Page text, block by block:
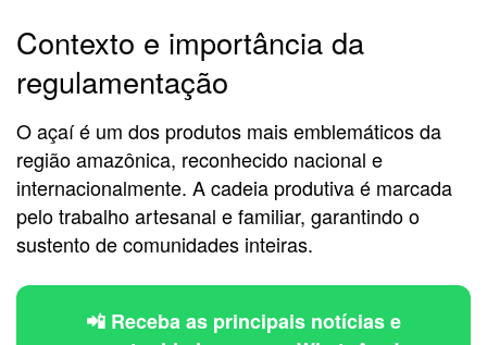
Contexto e importância da
regulamentação
O açaí é um dos produtos mais emblemáticos da
região amazônica, reconhecido nacional e
internacionalmente. A cadeia produtiva é marcada
pelo trabalho artesanal e familiar, garantindo o
sustento de comunidades inteiras.
📲 Receba as principais notícias e